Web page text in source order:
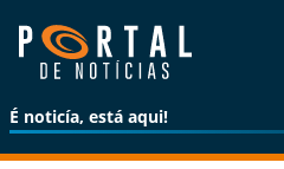
É noticía, está aqui!